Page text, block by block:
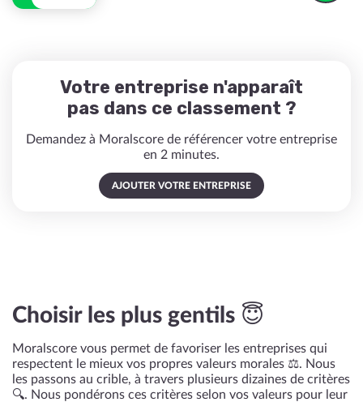
Votre entreprise n'apparaît
pas dans ce classement ?
Demandez à Moralscore de référencer votre entreprise
en 2 minutes.
AJOUTER VOTRE ENTREPRISE
Choisir les plus gentils 😇
Moralscore vous permet de favoriser les entreprises qui
respectent le mieux vos propres valeurs morales ⚖️. Nous
les passons au crible, à travers plusieurs dizaines de critères
🔍. Nous pondérons ces critères selon vos valeurs pour leur